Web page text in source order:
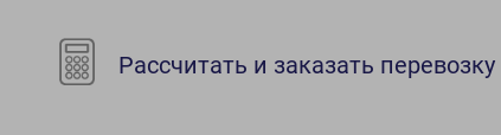
Рассчитать и заказать перевозку